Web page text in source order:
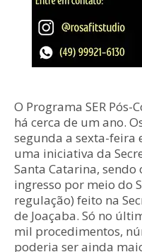
O Programa SER Pós-
há cerca de um ano.
segunda a sexta-feira
uma iniciativa da
Santa Catarina,
ingresso por meio do
regulação) feito na
de Joaçaba. Só no
mil procedimentos,
poderia ser ainda